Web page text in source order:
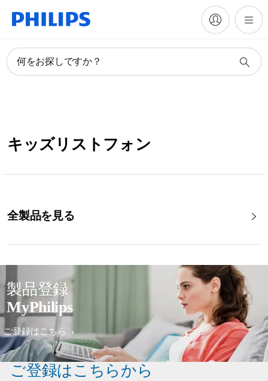
何をお探しですか？
キッズリストフォン
全製品を見る
製品登録
MyPhilips
ご登録はこちら
ご登録はこちらから